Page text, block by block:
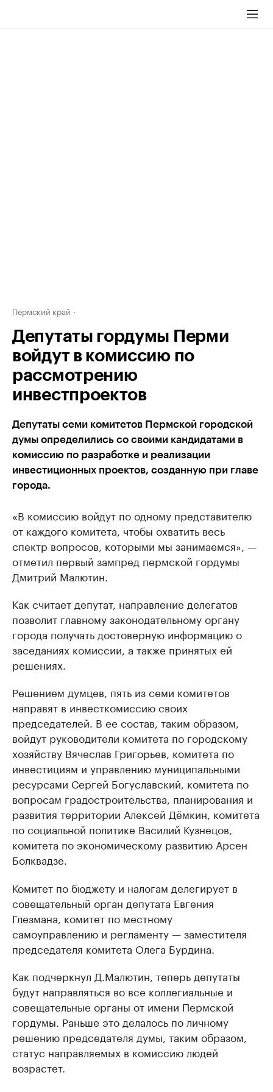
Пермский край
Депутаты гордумы Перми
войдут в комиссию по
рассмотрению
инвестпроектов
Депутаты семи комитетов Пермской городской
думы определились со своими кандидатами в
комиссию по разработке и реализации
инвестиционных проектов, созданную при главе
города.
«В комиссию войдут по одному представителю
от каждого комитета, чтобы охватить весь
спектр вопросов, которыми мы занимаемся», —
отметил первый зампред пермской гордумы
Дмитрий Малютин.
Как считает депутат, направление делегатов
позволит главному законодательному органу
города получать достоверную информацию о
заседаниях комиссии, а также принятых ей
решениях.
Решением думцев, пять из семи комитетов
направят в инвесткомиссию своих
председателей. В ее состав, таким образом,
войдут руководители комитета по городскому
хозяйству Вячеслав Григорьев, комитета по
инвестициям и управлению муниципальными
ресурсами Сергей Богуславский, комитета по
вопросам градостроительства, планирования и
развития территории Алексей Дёмкин, комитета
по социальной политике Василий Кузнецов,
комитета по экономическому развитию Арсен
Болквадзе.
Комитет по бюджету и налогам делегирует в
совещательный орган депутата Евгения
Глезмана, комитет по местному
самоуправлению и регламенту — заместителя
председателя комитета Олега Бурдина.
Как подчеркнул Д.Малютин, теперь депутаты
будут направляться во все коллегиальные и
совещательные органы от имени Пермской
гордумы. Раньше это делалось по личному
решению председателя думы, таким образом,
статус направляемых в комиссию людей
возрастет.